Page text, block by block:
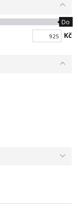
Do
Kč